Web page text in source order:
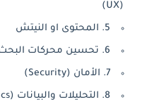
(UX)
5. المحتوى او النيتش
6. تحسين محركات البحث السيو
7. الأمان (Security)
8. التحليلات والبيانات (Analytics)